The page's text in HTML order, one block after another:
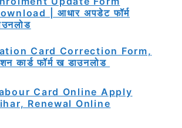
| आधार अपडेट फॉर्म
Card Correction Form,
कार्ड फॉर्म ख डाउनलोड
Card Online Apply
Renewal Online